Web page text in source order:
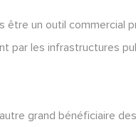
être un outil commercial
par les infrastructures
grand bénéficiaire